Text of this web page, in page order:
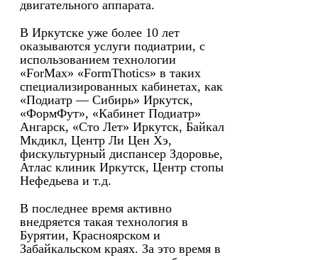
двигательного аппарата.
В Иркутске уже более 10 лет
оказываются услуги подиатрии, с
использованием технологии
«ForMax» «FormThotics» в таких
специализированных кабинетах, как
«Подиатр — Сибирь» Иркутск,
«ФормФут», «Кабинет Подиатр»
Ангарск, «Сто Лет» Иркутск, Байкал
Мкдикл, Центр Ли Цен Хэ,
фискультурный диспансер Здоровье,
Атлас клиник Иркутск, Центр стопы
Нефедьева и т.д.
В последнее время активно
внедряется такая технология в
Бурятии, Красноярском и
Забайкальском краях. За это время в